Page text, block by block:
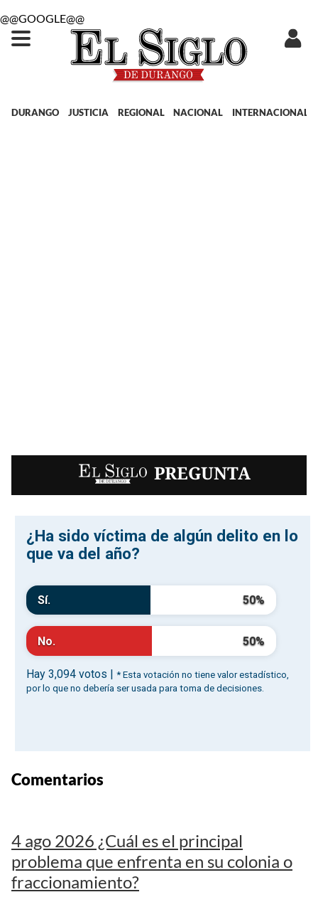
@@GOOGLE@@
DURANGO JUSTICIA REGIONAL NACIONAL INTERNACIONAL
EL SIGLO PREGUNTA
Comentarios
4 ago 2026 ¿Cuál es el principal
problema que enfrenta en su colonia o
fraccionamiento?